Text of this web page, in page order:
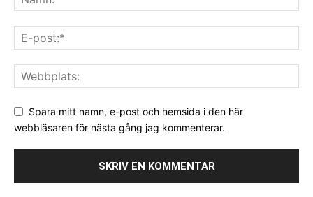
Spara mitt namn, e-post och hemsida i den här
webbläsaren för nästa gång jag kommenterar.